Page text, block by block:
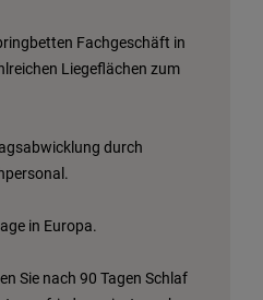
Fachgeschäft in
Liegeflächen zum
durch
in Europa.
Sie nach 90 Tagen Schlaf